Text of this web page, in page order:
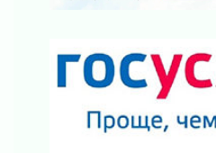
03 августа 2026
Строительные компании
подняли зарплаты почти
03 августа 2026
Шесть новых жизней в